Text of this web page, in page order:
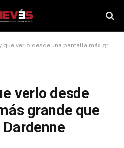
desde una pantalla más grande que nosotros: Luc Dardenne
verlo desde
grande que